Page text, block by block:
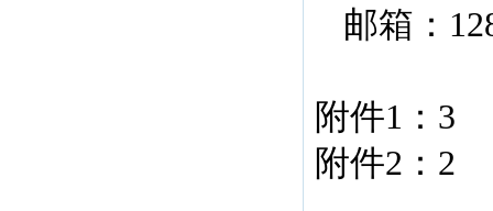
邮箱：
附件1： 3
附件2： 2